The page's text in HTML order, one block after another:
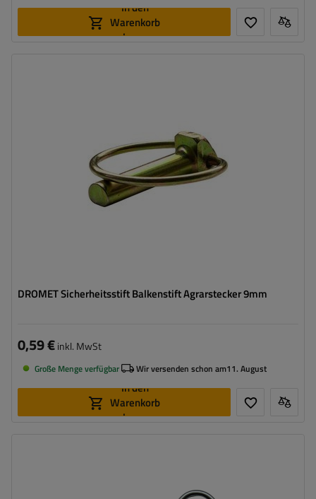
In den
Warenkorb
legen
DROMET Sicherheitsstift Balkenstift Agrarstecker 9mm
0,59 €inkl. MwSt
Große Menge verfügbar Wir versenden schon am11. August
In den
Warenkorb
legen